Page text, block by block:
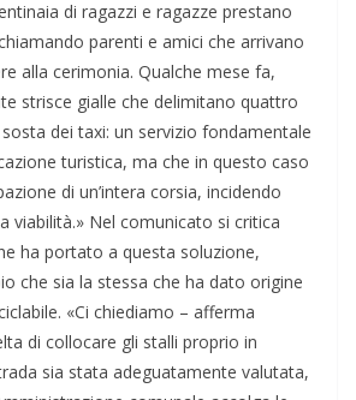
di ragazzi e ragazze prestano
parenti e amici che arrivano
alla cerimonia. Qualche mese fa,
strisce gialle che delimitano quattro
dei taxi: un servizio fondamentale
turistica, ma che in questo caso
di un’intera corsia, incidendo
viabilità.» Nel comunicato si critica
ha portato a questa soluzione,
che sia la stessa che ha dato origine
«Ci chiediamo – afferma
di collocare gli stalli proprio in
sia stata adeguatamente valutata,